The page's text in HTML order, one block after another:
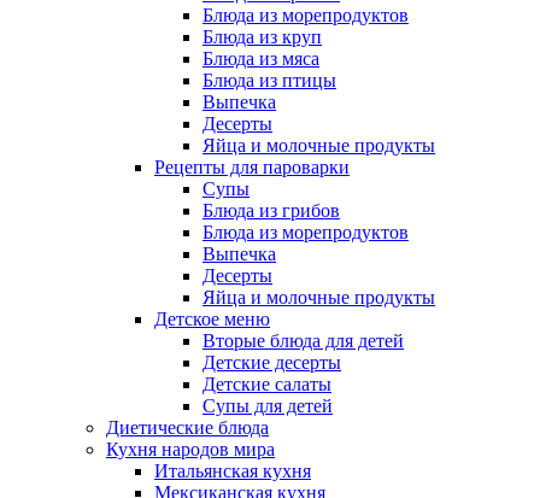
Блюда из морепродуктов
Блюда из круп
Блюда из мяса
Блюда из птицы
Выпечка
Десерты
Яйца и молочные продукты
Рецепты для пароварки
Супы
Блюда из грибов
Блюда из морепродуктов
Выпечка
Десерты
Яйца и молочные продукты
Детское меню
Вторые блюда для детей
Детские десерты
Детские салаты
Супы для детей
Диетические блюда
Кухня народов мира
Итальянская кухня
Мексиканская кухня